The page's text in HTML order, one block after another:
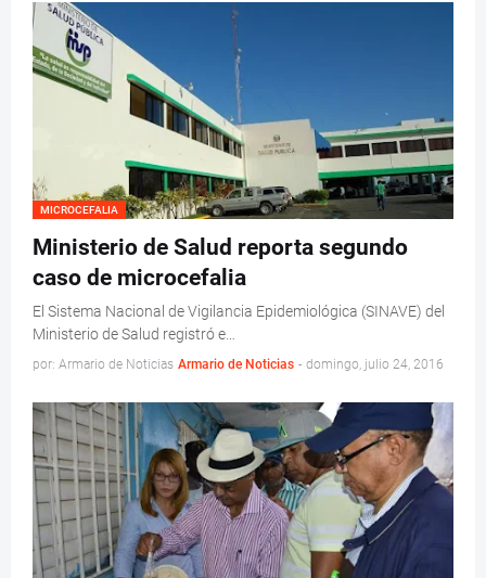
MICROCEFALIA
Ministerio de Salud reporta segundo
caso de microcefalia
El Sistema Nacional de Vigilancia Epidemiológica (SINAVE) del
Ministerio de Salud registró e…
por: Armario de Noticias Armario de Noticias - domingo, julio 24, 2016